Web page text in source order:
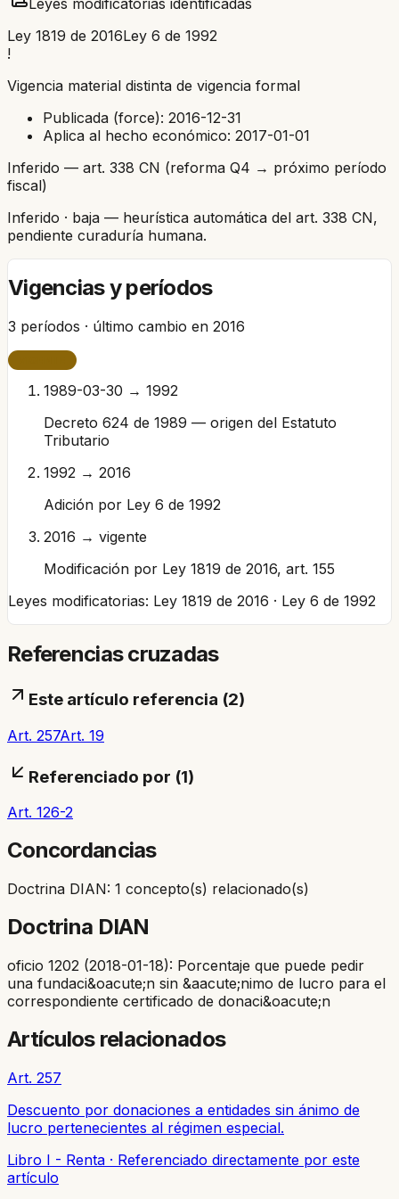
Ley 1819 de 2016Ley 6 de 1992
!
Vigencia material distinta de vigencia formal
Publicada (force): 2016-12-31
Aplica al hecho económico: 2017-01-01
Inferido — art. 338 CN (reforma Q4 → próximo período
fiscal)
Inferido · baja — heurística automática del art. 338 CN,
pendiente curaduría humana.
Vigencias y períodos
3 períodos · último cambio en 2016
1989-03-30 → 1992
Decreto 624 de 1989 — origen del Estatuto
Tributario
1992 → 2016
Adición por Ley 6 de 1992
2016 → vigente
Modificación por Ley 1819 de 2016, art. 155
Leyes modificatorias: Ley 1819 de 2016 · Ley 6 de 1992
Referencias cruzadas
Este artículo referencia (2)
Art. 257Art. 19
Referenciado por (1)
Art. 126-2
Concordancias
Doctrina DIAN: 1 concepto(s) relacionado(s)
Doctrina DIAN
oficio 1202 (2018-01-18): Porcentaje que puede pedir
una fundaci&oacute;n sin &aacute;nimo de lucro para el
correspondiente certificado de donaci&oacute;n
Artículos relacionados
Art. 257
Descuento por donaciones a entidades sin ánimo de
lucro pertenecientes al régimen especial.
Libro I - Renta · Referenciado directamente por este
artículo